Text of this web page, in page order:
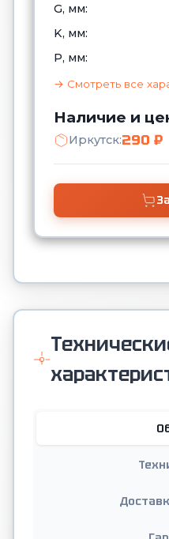
G, мм:
K, мм:
P, мм:
→ Смотреть все
Наличие и
Иркутск:290 ₽